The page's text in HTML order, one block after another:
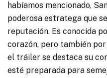
habíamos mencionado,
poderosa estratega que
reputación. Es conocida
corazón, pero también
el tráiler se destaca su
esté preparada para